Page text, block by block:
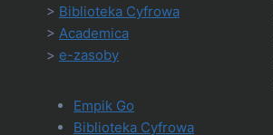
> Biblioteka Cyfrowa
> Academica
> e-zasoby
Empik Go
Biblioteka Cyfrowa